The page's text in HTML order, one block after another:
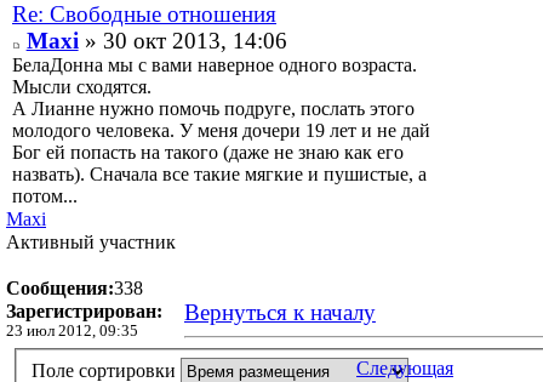
Re: Свободные отношения
Maxi» 30 окт 2013, 14:06
БелаДонна мы с вами наверное одного возраста.
Мысли сходятся.
А Лианне нужно помочь подруге, послать этого
молодого человека. У меня дочери 19 лет и не дай
Бог ей попасть на такого (даже не знаю как его
назвать). Сначала все такие мягкие и пушистые, а
потом...
Maxi
Активный участник
Сообщения:338
Зарегистрирован:
23 июл 2012, 09:35
Вернуться к началу
Следующая
Поле сортировки